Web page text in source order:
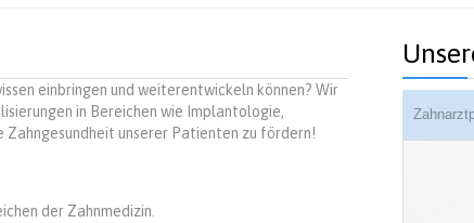
einbringen und weiterentwickeln können? Wir
in Bereichen wie Implantologie,
Zahngesundheit unserer Patienten zu fördern!
der Zahnmedizin.